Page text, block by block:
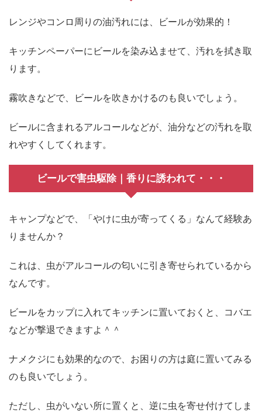
レンジやコンロ周りの油汚れには、ビールが効果的！
キッチンペーパーにビールを染み込ませて、汚れを拭き取
ります。
霧吹きなどで、ビールを吹きかけるのも良いでしょう。
ビールに含まれるアルコールなどが、油分などの汚れを取
れやすくしてくれます。
ビールで害虫駆除｜香りに誘われて・・・
キャンプなどで、「やけに虫が寄ってくる」なんて経験あ
りませんか？
これは、虫がアルコールの匂いに引き寄せられているから
なんです。
ビールをカップに入れてキッチンに置いておくと、コバエ
などが撃退できますよ＾＾
ナメクジにも効果的なので、お困りの方は庭に置いてみる
のも良いでしょう。
ただし、虫がいない所に置くと、逆に虫を寄せ付けてしま